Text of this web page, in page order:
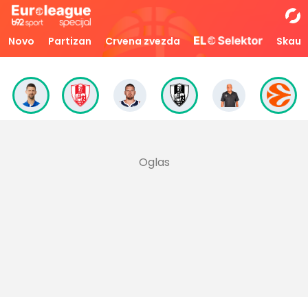
Novo Partizan Crvena zvezda Skaut